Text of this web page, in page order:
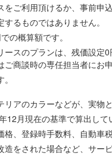
ご利用頂けるか、事前申
るものではありません。
の概算額です。
ースのプランは、残価設
商談時の専任担当者にお
アのカラーなどが、実物
12月現在の基準で算出し
格、登録時手数料、自動車
をされた場合など、サー